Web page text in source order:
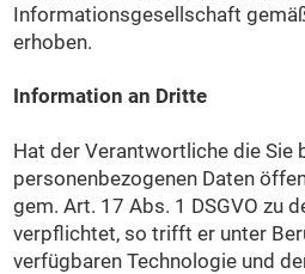
Informationsgesellschaft
erhoben.
Information an Dritte
Hat der Verantwortliche die Sie
personenbezogenen Daten
gem. Art. 17 Abs. 1 DSGVO zu
verpflichtet, so trifft er unter
verfügbaren Technologie und